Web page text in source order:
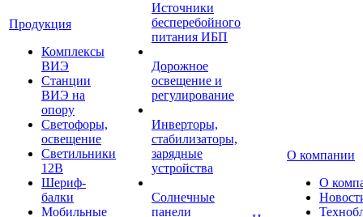
Продукция
Комплексы
ВИЭ
Станции
ВИЭ на
опору
Светофоры,
освещение
Светильники
12В
Шериф-
балки
Мобильные
Источники
бесперебойного
питания ИБП
Дорожное
освещение и
регулирование
Инверторы,
стабилизаторы,
зарядные
устройства
Солнечные
панели
О компании
О